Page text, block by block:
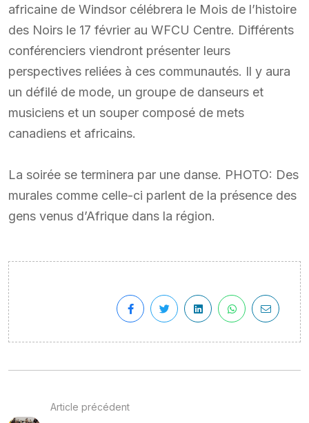
africaine de Windsor célébrera le Mois de l’histoire
des Noirs le 17 février au WFCU Centre. Différents
conférenciers viendront présenter leurs
perspectives reliées à ces communautés. Il y aura
un défilé de mode, un groupe de danseurs et
musiciens et un souper composé de mets
canadiens et africains.
La soirée se terminera par une danse. PHOTO: Des
murales comme celle-ci parlent de la présence des
gens venus d’Afrique dans la région.
Article précédent